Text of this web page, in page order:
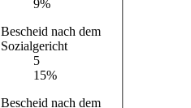
9%
Bescheid nach dem
Sozialgericht
5
15%
Bescheid nach dem